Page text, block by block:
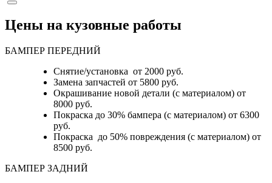
Цены на кузовные работы
БАМПЕР ПЕРЕДНИЙ
Снятие/установка от 2000 руб.
Замена запчастей от 5800 руб.
Окрашивание новой детали (с материалом) от
8000 руб.
Покраска до 30% бампера (с материалом) от 6300
руб.
Покраска до 50% повреждения (с материалом) от
8500 руб.
БАМПЕР ЗАДНИЙ